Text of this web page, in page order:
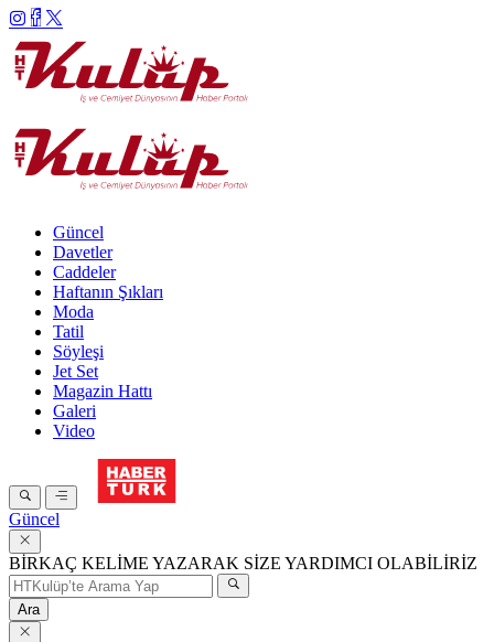
Güncel
Davetler
Caddeler
Haftanın Şıkları
Moda
Tatil
Söyleşi
Jet Set
Magazin Hattı
Galeri
Video
Güncel
BİRKAÇ KELİME YAZARAK SİZE YARDIMCI OLABİLİRİZ
Ara